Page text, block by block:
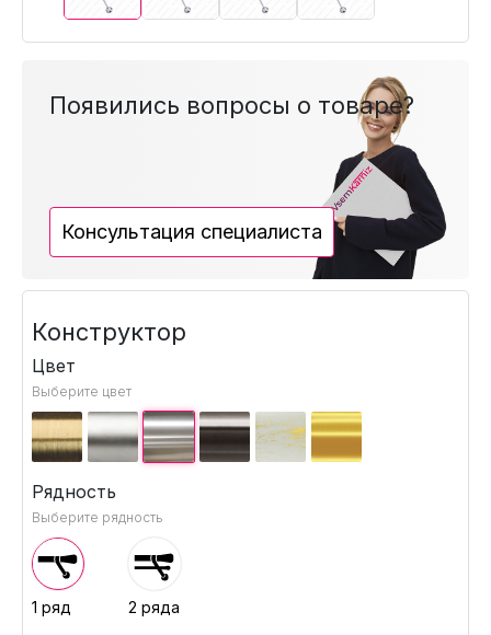
Появились вопросы о товаре?
Консультация специалиста
Конструктор
Цвет
Выберите цвет
Рядность
Выберите рядность
1 ряд 2 ряда